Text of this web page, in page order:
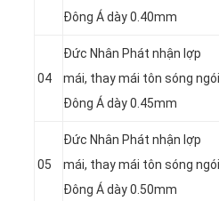
Đông Á dày 0.40mm
04
Đức Nhân Phát nhận lợp
mái, thay mái tôn sóng ngói
Đông Á dày 0.45mm
05
Đức Nhân Phát nhận lợp
mái, thay mái tôn sóng ngói
Đông Á dày 0.50mm